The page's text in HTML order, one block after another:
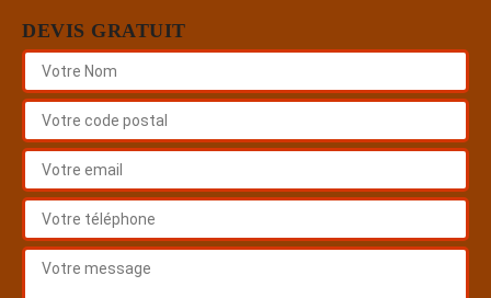
DEVIS GRATUIT